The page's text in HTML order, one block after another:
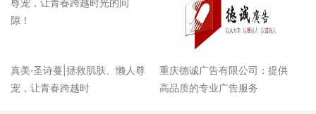
真美·圣诗蔓|拯救肌肤、懒人尊
宠，让青春跨越时
重庆德诚广告有限公司：提供
高品质的专业广告服务